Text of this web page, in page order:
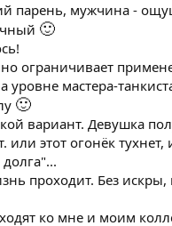
парень, мужчина -
🙂
ограничивает
уровне мастера-
🙂
вариант. Девушка
или этот огонёк
проходит. Без
ко мне и моим